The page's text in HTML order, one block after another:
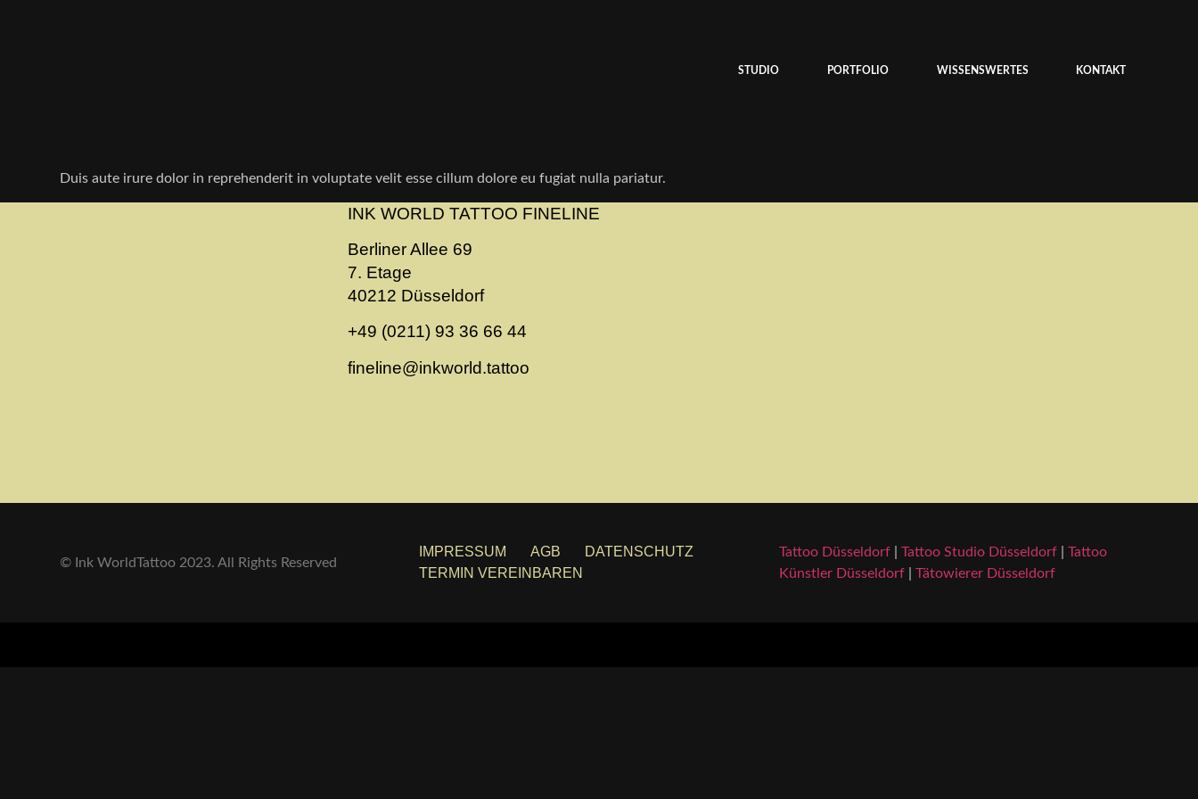
STUDIO PORTFOLIO WISSENSWERTES KONTAKT
Duis aute irure dolor in reprehenderit in voluptate velit esse cillum dolore eu fugiat nulla pariatur.
INK WORLD TATTOO FINELINE
Berliner Allee 69
7. Etage
40212 Düsseldorf
+49 (0211) 93 36 66 44
fineline@inkworld.tattoo
© Ink WorldTattoo 2023. All Rights Reserved
IMPRESSUM AGB
DATENSCHUTZ
TERMIN VEREINBAREN
Tattoo Düsseldorf| Tattoo Studio Düsseldorf| Tattoo
Künstler Düsseldorf| Tätowierer Düsseldorf